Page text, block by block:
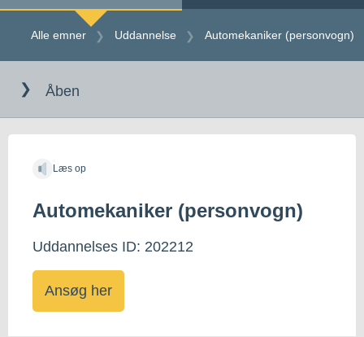
Alle emner Selvbetjening
Kalaallisut
Alle emner Uddannelse Automekaniker (personvogn)
indholdet
Åben
Læs op
Automekaniker (personvogn)
Uddannelses ID: 202212
Ansøg her